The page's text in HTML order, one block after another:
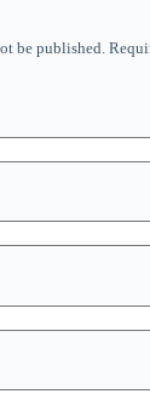
be published.